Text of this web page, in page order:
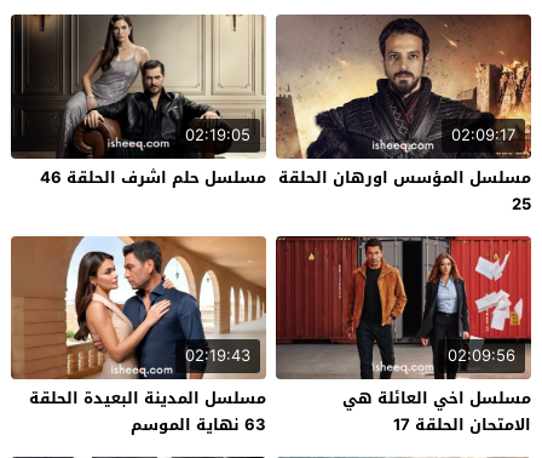
02:09:17
مسلسل المؤسس اورهان الحلقة
25
02:19:05
مسلسل حلم اشرف الحلقة 46
02:09:56
مسلسل اخي العائلة هي
الامتحان الحلقة 17
02:19:43
مسلسل المدينة البعيدة الحلقة
63 نهاية الموسم